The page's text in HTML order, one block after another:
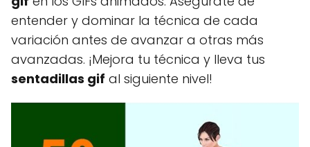
entender y dominar la técnica de cada
variación antes de avanzar a otras más
avanzadas. ¡Mejora tu técnica y lleva tus
sentadillas gif al siguiente nivel!